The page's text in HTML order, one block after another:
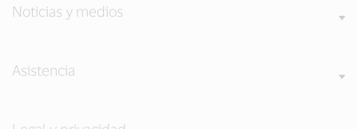
Noticias y medios
Asistencia